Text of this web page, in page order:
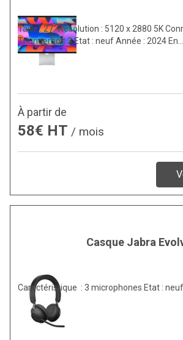
Taille : 27″ Résolution : 5120 x 2880 5K
Thunderbolt 3 Etat : neuf Année : 2024 En…
À partir de
58€ HT / mois
Casque Jabra
Caractéristique : 3 microphones Etat :